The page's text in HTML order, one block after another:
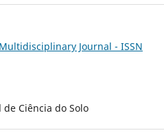
Journal - ISSN
Ciência do Solo